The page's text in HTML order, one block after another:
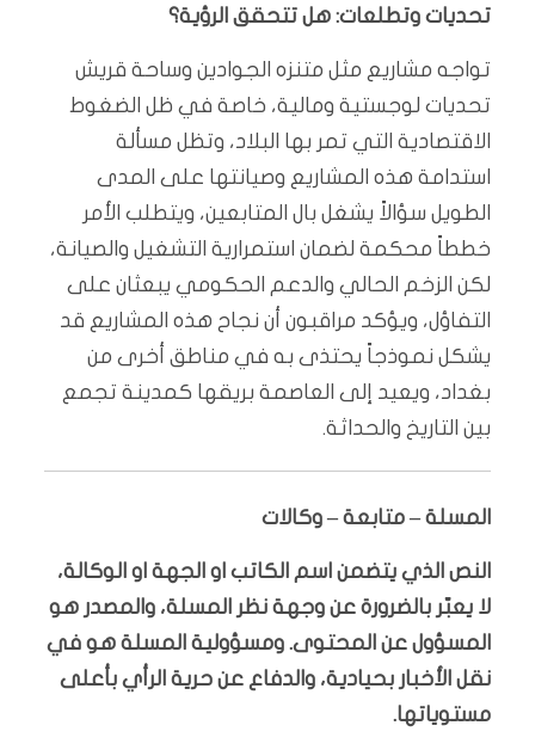
تحديات وتطلعات: هل تتحقق الرؤية؟
تواجه مشاريع مثل متنزه الجوادين وساحة قريش
تحديات لوجستية ومالية، خاصة في ظل الضغوط
الاقتصادية التي تمر بها البلاد، وتظل مسألة
استدامة هذه المشاريع وصيانتها على المدى
الطويل سؤالاً يشغل بال المتابعين، ويتطلب الأمر
خططاً محكمة لضمان استمرارية التشغيل والصيانة،
لكن الزخم الحالي والدعم الحكومي يبعثان على
التفاؤل، ويؤكد مراقبون أن نجاح هذه المشاريع قد
يشكل نموذجاً يحتذى به في مناطق أخرى من
بغداد، ويعيد إلى العاصمة بريقها كمدينة تجمع
بين التاريخ والحداثة.
المسلة – متابعة – وكالات
النص الذي يتضمن اسم الكاتب او الجهة او الوكالة،
لا يعبّر بالضرورة عن وجهة نظر المسلة، والمصدر هو
المسؤول عن المحتوى. ومسؤولية المسلة هو في
نقل الأخبار بحيادية، والدفاع عن حرية الرأي بأعلى
مستوياتها.